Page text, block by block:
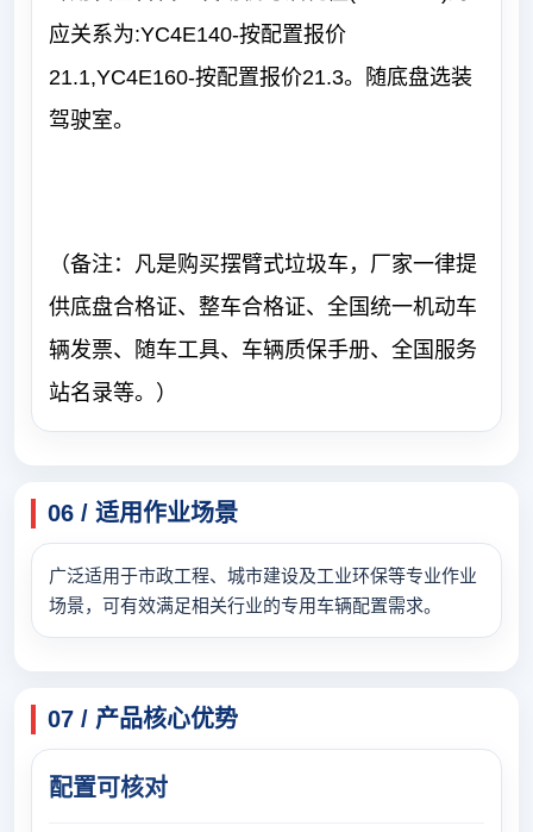
应关系为:YC4E140-按配置报价
21.1,YC4E160-按配置报价21.3。随底盘选装
驾驶室。
（备注：凡是购买摆臂式垃圾车，厂家一律提
供底盘合格证、整车合格证、全国统一机动车
辆发票、随车工具、车辆质保手册、全国服务
站名录等。）
06 / 适用作业场景
广泛适用于市政工程、城市建设及工业环保等专业作业
场景，可有效满足相关行业的专用车辆配置需求。
07 / 产品核心优势
配置可核对